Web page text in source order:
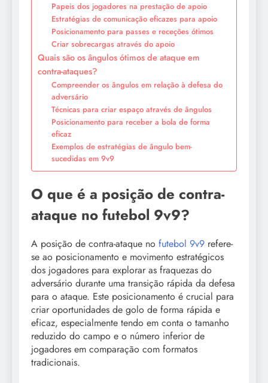
Papeis dos jogadores na prestação de apoio
Estratégias de comunicação eficazes para apoio
Posicionamento para passes e receções ótimos
Criar sobrecargas através do apoio
Quais são os ângulos ótimos de ataque em
contra-ataques?
Compreender os ângulos em relação à defesa do
adversário
Técnicas para criar espaço através de ângulos
Posicionamento para receber a bola de forma
eficaz
Exemplos de estratégias de ângulo bem-
sucedidas em 9v9
O que é a posição de contra-
ataque no futebol 9v9?
A posição de contra-ataque no futebol 9v9 refere-
se ao posicionamento e movimento estratégicos
dos jogadores para explorar as fraquezas do
adversário durante uma transição rápida da defesa
para o ataque. Este posicionamento é crucial para
criar oportunidades de golo de forma rápida e
eficaz, especialmente tendo em conta o tamanho
reduzido do campo e o número inferior de
jogadores em comparação com formatos
tradicionais.